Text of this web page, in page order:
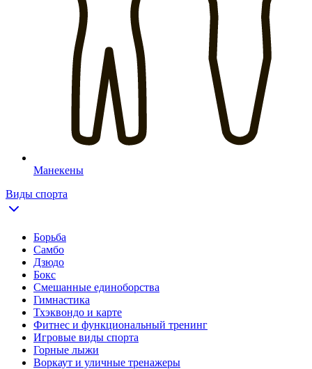
Манекены
Виды спорта
Борьба
Самбо
Дзюдо
Бокс
Смешанные единоборства
Гимнастика
Тхэквондо и карте
Фитнес и функциональный тренинг
Игровые виды спорта
Горные лыжи
Воркаут и уличные тренажеры